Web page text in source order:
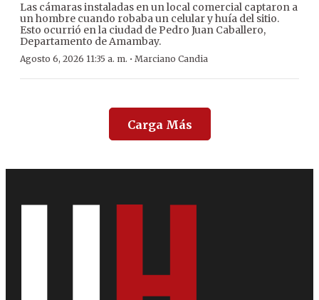
Las cámaras instaladas en un local comercial captaron a
un hombre cuando robaba un celular y huía del sitio.
Esto ocurrió en la ciudad de Pedro Juan Caballero,
Departamento de Amambay.
Agosto 6, 2026 11:35 a. m. · Marciano Candia
Carga Más